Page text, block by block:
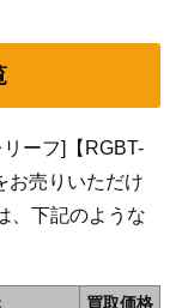
ーフ]【RGBT-
お売りいただけ
、下記のような
買取価格